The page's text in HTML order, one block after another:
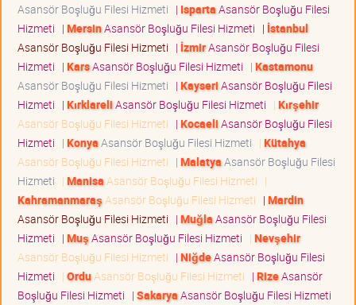
Asansör Boşluğu Filesi Hizmeti | IspartaAsansör Boşluğu Filesi
Hizmeti | MersinAsansör Boşluğu Filesi Hizmeti | İstanbul
Asansör Boşluğu Filesi Hizmeti | İzmirAsansör Boşluğu Filesi
Hizmeti | KarsAsansör Boşluğu Filesi Hizmeti | Kastamonu
Asansör Boşluğu Filesi Hizmeti | KayseriAsansör Boşluğu Filesi
Hizmeti | KırklareliAsansör Boşluğu Filesi Hizmeti | Kırşehir
Asansör Boşluğu Filesi Hizmeti | KocaeliAsansör Boşluğu Filesi
Hizmeti | KonyaAsansör Boşluğu Filesi Hizmeti | Kütahya
Asansör Boşluğu Filesi Hizmeti | MalatyaAsansör Boşluğu Filesi
Hizmeti | Manisa Asansör Boşluğu Filesi Hizmeti |
Kahramanmaraş Asansör Boşluğu Filesi Hizmeti | Mardin
Asansör Boşluğu Filesi Hizmeti | MuğlaAsansör Boşluğu Filesi
Hizmeti | MuşAsansör Boşluğu Filesi Hizmeti | Nevşehir
Asansör Boşluğu Filesi Hizmeti | NiğdeAsansör Boşluğu Filesi
Hizmeti | OrduAsansör Boşluğu Filesi Hizmeti | RizeAsansör
Boşluğu Filesi Hizmeti | SakaryaAsansör Boşluğu Filesi Hizmeti